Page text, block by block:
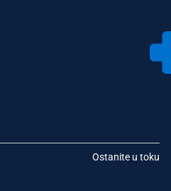
Ostanite u toku